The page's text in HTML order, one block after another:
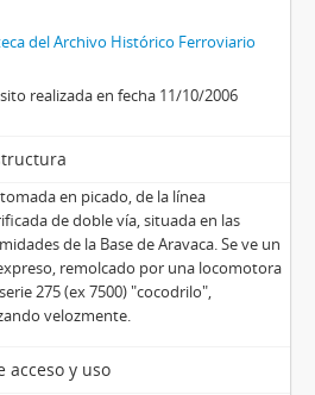
del Archivo Histórico Ferroviario
realizada en fecha 11/10/2006
en picado, de la línea
de doble vía, situada en las
de la Base de Aravaca. Se ve un
remolcado por una locomotora
275 (ex 7500) "cocodrilo",
velozmente.
acceso y uso